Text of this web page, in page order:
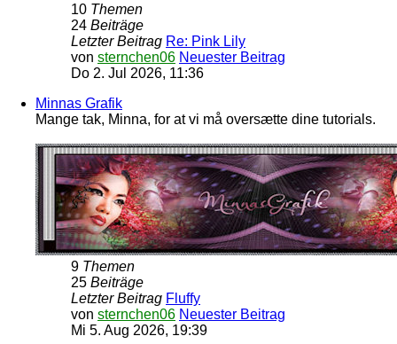
10 Themen
24 Beiträge
Letzter Beitrag Re: Pink Lily
von sternchen06 Neuester Beitrag
Do 2. Jul 2026, 11:36
Minnas Grafik
Mange tak, Minna, for at vi må oversætte dine tutorials.
9 Themen
25 Beiträge
Letzter Beitrag Fluffy
von sternchen06 Neuester Beitrag
Mi 5. Aug 2026, 19:39